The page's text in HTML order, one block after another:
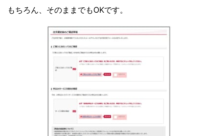
もちろん、そのままでもOKです。